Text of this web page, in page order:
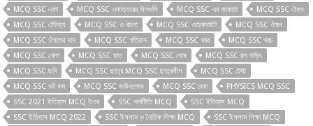
MCQ SSC একা
MCQ SSC একাত্তরের দিনগুলি MCQ SSC এর ব্যবহার
MCQ SSC ঐক্য
MCQ SSC ঐতিহ্য
MCQ SSC ও বাংলা MCQ SSC ওয়েবসাইট
MCQ SSC ঔষধ
MCQ SSC ঔষধের নাম
MCQ SSC খতিয়ান MCQ SSC খবর
MCQ SSC খরচ
MCQ SSC খেলা
MCQ SSC ঘাত MCQ SSC ঘোষ
MCQ SSC চল তড়িৎ
MCQ SSC ছবি
MCQ SSC ছাত্র MCQ SSC ছাত্রলীগ
MCQ SSC টেস্ট
MCQ SSC ডট কম
MCQ SSC ডাউনলোড MCQ SSC ঢাকা
PHYSICS MCQ SSC
SSC 2021 ইতিহাস MCQ উওর
SSC অর্থনীতি MCQ
SSC ইতিহাস MCQ
SSC ইতিহাস MCQ 2022
SSC ইসলাম ও নৈতিক শিক্ষা MCQ
SSC ইসলাম শিক্ষা MCQ